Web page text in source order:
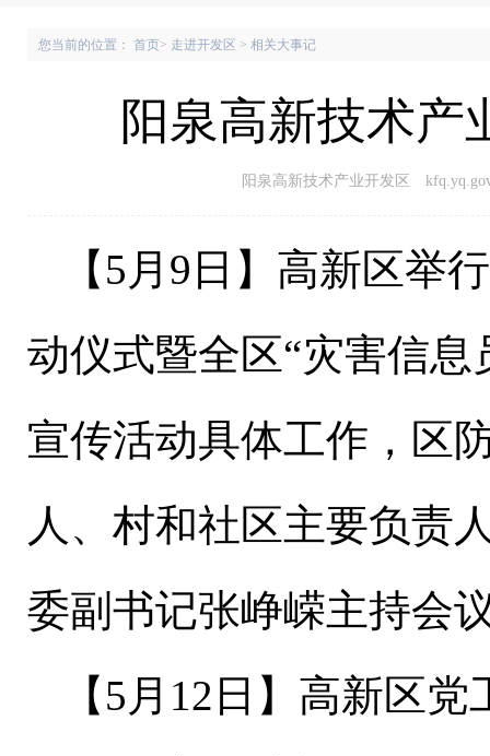
您当前的位置： 首页> 走进开发区 > 相关大事记
阳泉高新技术产
阳泉高新技术产业开发区
【 5 月 9 日 】 高新区举行
动仪式暨全区“灾害信
宣传活动具体工作，区
人、村和社区主要负责
委副书记张峥嵘主持会
【 5 月 12 日 】 高新区党